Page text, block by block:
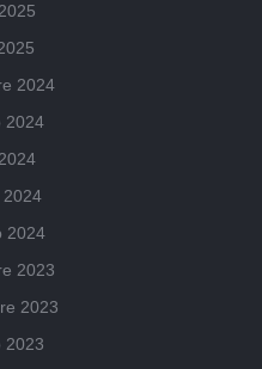
2024
2024
2024
2024
2023
2023
2023